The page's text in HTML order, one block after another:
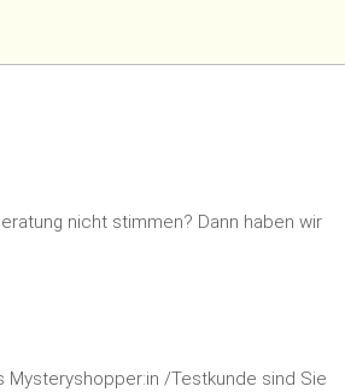
nicht stimmen? Dann haben wir
Mysteryshopper:in /Testkunde sind Sie